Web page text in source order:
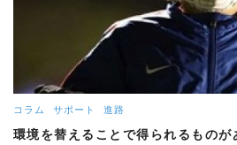
コラム サポート 進路
環境を替えることで得られるものが